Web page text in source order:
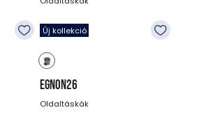
7 990Ft
Új kollekció
EGNON26
Oldaltáskák